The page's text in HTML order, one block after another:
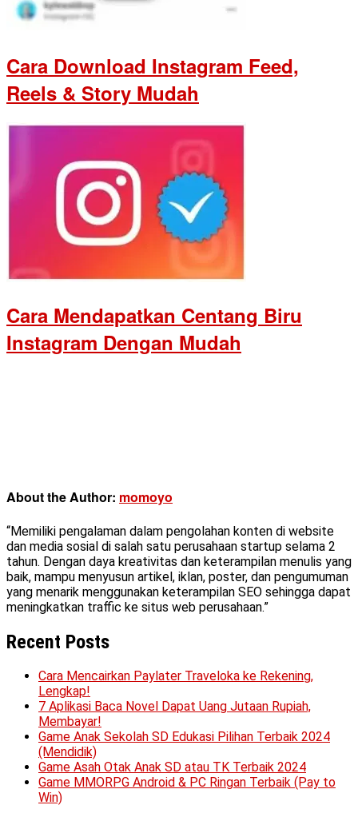
Cara Download Instagram Feed,
Reels & Story Mudah
Cara Mendapatkan Centang Biru
Instagram Dengan Mudah
About the Author: momoyo
“Memiliki pengalaman dalam pengolahan konten di website
dan media sosial di salah satu perusahaan startup selama 2
tahun. Dengan daya kreativitas dan keterampilan menulis yang
baik, mampu menyusun artikel, iklan, poster, dan pengumuman
yang menarik menggunakan keterampilan SEO sehingga dapat
meningkatkan traffic ke situs web perusahaan.”
Recent Posts
Cara Mencairkan Paylater Traveloka ke Rekening,
Lengkap!
7 Aplikasi Baca Novel Dapat Uang Jutaan Rupiah,
Membayar!
Game Anak Sekolah SD Edukasi Pilihan Terbaik 2024
(Mendidik)
Game Asah Otak Anak SD atau TK Terbaik 2024
Game MMORPG Android & PC Ringan Terbaik (Pay to
Win)